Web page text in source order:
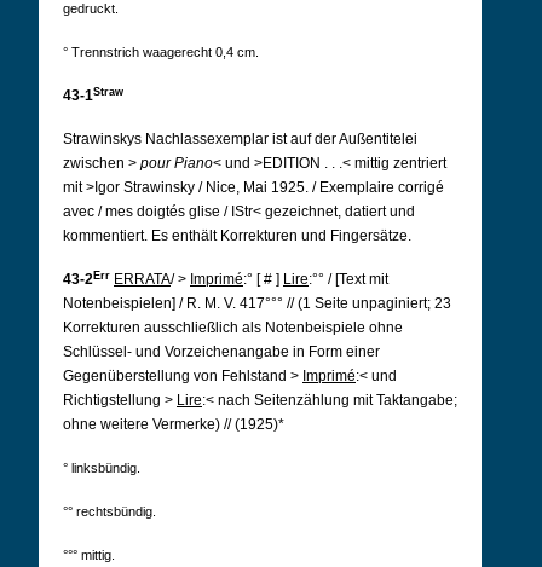
gedruckt.
° Trennstrich waagerecht 0,4 cm.
43-1Straw
Strawinskys Nachlassexemplar ist auf der Außentitelei
zwischen > pour Piano< und >EDITION . . .< mittig zentriert
mit >Igor Strawinsky / Nice, Mai 1925. / Exemplaire corrigé
avec / mes doigtés glise / IStr< gezeichnet, datiert und
kommentiert. Es enthält Korrekturen und Fingersätze.
43-2 Err ERRATA/ > Imprimé:° [ # ] Lire:°° / [Text mit
Notenbeispielen] / R. M. V. 417°°° // (1 Seite unpaginiert; 23
Korrekturen ausschließlich als Notenbeispiele ohne
Schlüssel- und Vorzeichenangabe in Form einer
Gegenüberstellung von Fehlstand > Imprimé:< und
Richtigstellung > Lire:< nach Seitenzählung mit Taktangabe;
ohne weitere Vermerke) // (1925)*
° linksbündig.
°° rechtsbündig.
°°° mittig.